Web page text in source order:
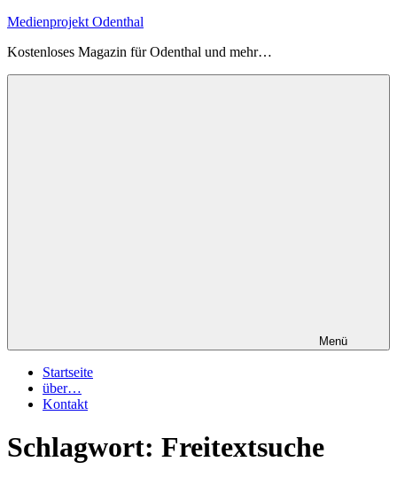
Zum
springen
Medienprojekt Odenthal
Kostenloses Magazin für Odenthal und mehr…
Menü
Startseite
über…
Kontakt
Schlagwort: Freitextsuche